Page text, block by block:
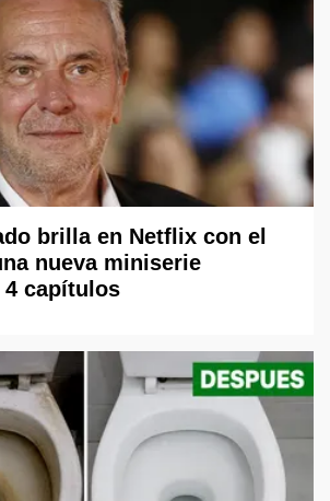
brilla en Netflix con el
nueva miniserie
4 capítulos